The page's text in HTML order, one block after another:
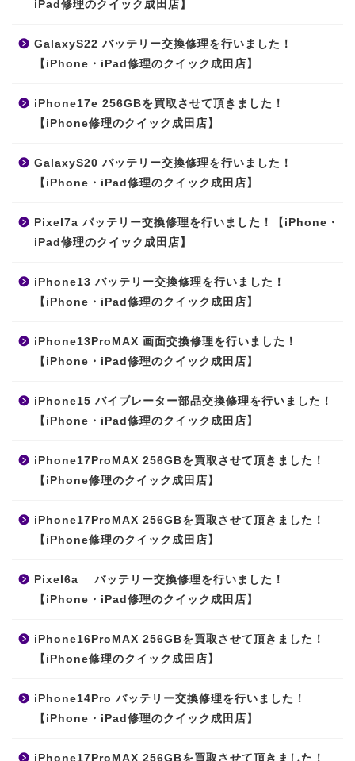
iPad修理のクイック成田店】
GalaxyS22 バッテリー交換修理を行いました！
【iPhone・iPad修理のクイック成田店】
iPhone17e 256GBを買取させて頂きました！
【iPhone修理のクイック成田店】
GalaxyS20 バッテリー交換修理を行いました！
【iPhone・iPad修理のクイック成田店】
Pixel7a バッテリー交換修理を行いました！【iPhone・
iPad修理のクイック成田店】
iPhone13 バッテリー交換修理を行いました！
【iPhone・iPad修理のクイック成田店】
iPhone13ProMAX 画面交換修理を行いました！
【iPhone・iPad修理のクイック成田店】
iPhone15 バイブレーター部品交換修理を行いました！
【iPhone・iPad修理のクイック成田店】
iPhone17ProMAX 256GBを買取させて頂きました！
【iPhone修理のクイック成田店】
iPhone17ProMAX 256GBを買取させて頂きました！
【iPhone修理のクイック成田店】
Pixel6a バッテリー交換修理を行いました！
【iPhone・iPad修理のクイック成田店】
iPhone16ProMAX 256GBを買取させて頂きました！
【iPhone修理のクイック成田店】
iPhone14Pro バッテリー交換修理を行いました！
【iPhone・iPad修理のクイック成田店】
iPhone17ProMAX 256GBを買取させて頂きました！